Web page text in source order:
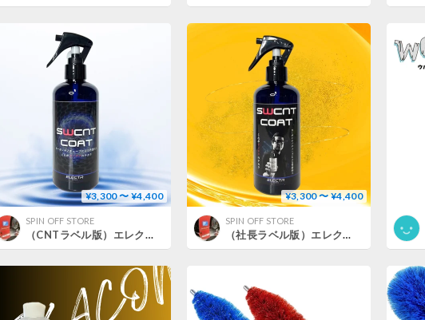
¥3,300 〜 ¥4,400
SPIN OFF STORE
（CNTラベル版）エレクトル SWCNT COAT 300ml
¥3,300 〜 ¥4,400
SPIN OFF STORE
（社長ラベル版）エレクトル SWCNT COAT 300ml